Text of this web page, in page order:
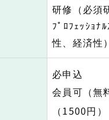
研修（必須
ﾌﾟﾛﾌｪｯｼｮﾅ
性、経済性）
必申込
会員可（無
（1500円）